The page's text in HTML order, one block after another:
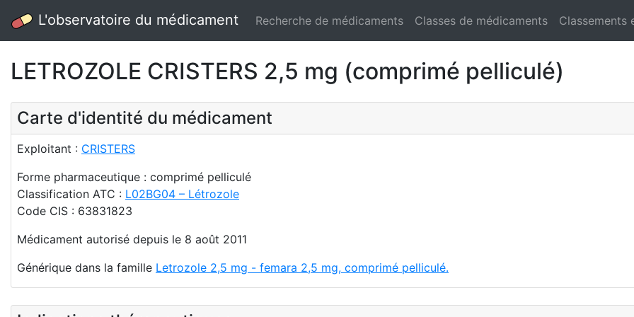
L'observatoire du médicament Recherche de médicaments Classes de médicaments Classements
LETROZOLE CRISTERS 2,5 mg (comprimé pelliculé)
Carte d'identité du médicament
Exploitant : CRISTERS
Forme pharmaceutique : comprimé pelliculé
Classification ATC : L02BG04 – Létrozole
Code CIS : 63831823
Médicament autorisé depuis le 8 août 2011
Générique dans la famille Letrozole 2,5 mg - femara 2,5 mg, comprimé pelliculé.